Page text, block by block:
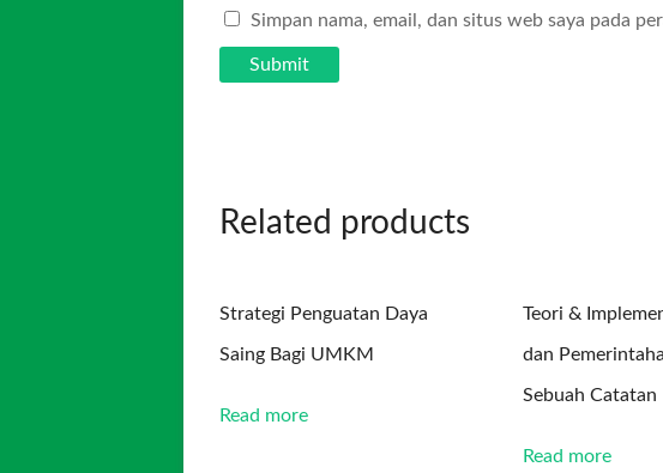
Simpan nama, email, dan situs web saya pada
Related products
Strategi Penguatan Daya
Saing Bagi UMKM
Read more
Teori &
dan
Sebuah Catatan
Read more